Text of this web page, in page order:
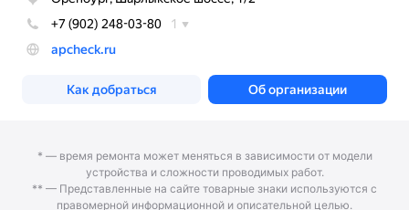
* — время ремонта может меняться в зависимости от модели
устройства и сложности проводимых работ.
** — Представленные на сайте товарные знаки используются с
правомерной информационной и описательной целью.